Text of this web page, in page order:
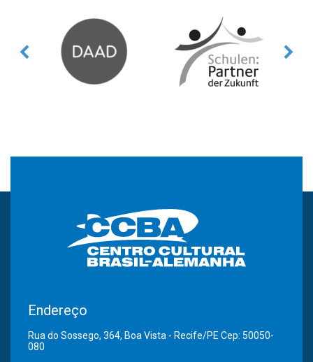
Endereço
Rua do Sossego, 364, Boa Vista - Recife/PE Cep: 50050-
080